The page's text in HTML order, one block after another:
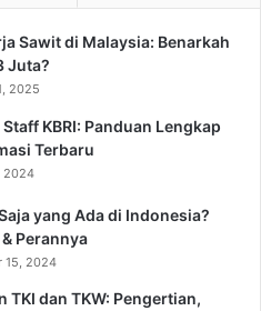
Sawit di Malaysia: Benarkah
Juta?
2025
KBRI: Panduan Lengkap
Terbaru
2024
yang Ada di Indonesia?
Perannya
15, 2024
TKI dan TKW: Pengertian,